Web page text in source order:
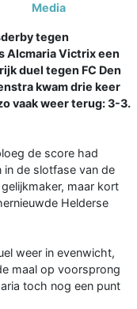
Media
tegen
Alcmaria Victrix een
duel tegen FC Den
kwam drie keer
vaak weer terug: 3-3.
de score had
in de slotfase van de
maar kort
Helderse
weer in evenwicht,
maal op voorsprong
toch nog een punt